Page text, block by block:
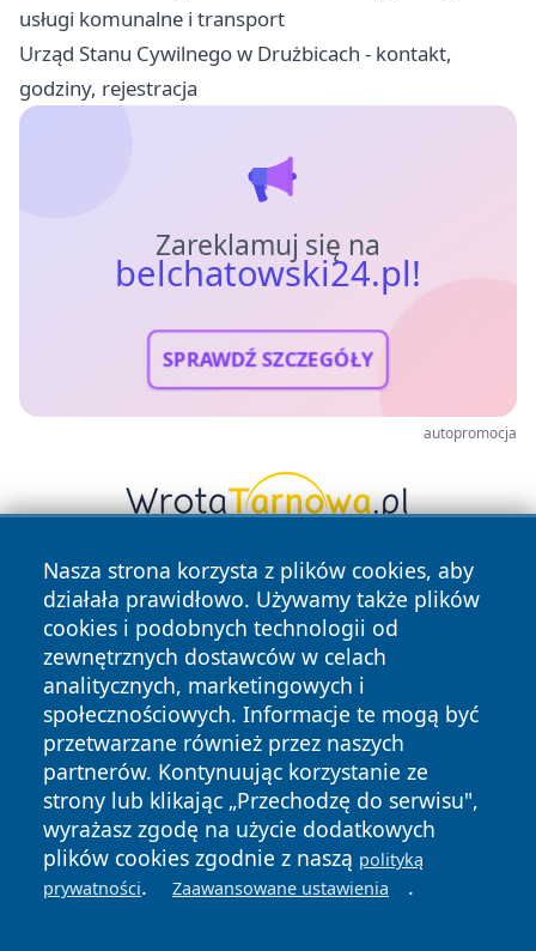
usługi komunalne i transport
Urząd Stanu Cywilnego w Drużbicach - kontakt,
godziny, rejestracja
Zareklamuj się na
belchatowski24.pl!
SPRAWDŹ SZCZEGÓŁY
autopromocja
Nasza strona korzysta z plików cookies, aby
działała prawidłowo. Używamy także plików
cookies i podobnych technologii od
zewnętrznych dostawców w celach
analitycznych, marketingowych i
społecznościowych. Informacje te mogą być
przetwarzane również przez naszych
partnerów. Kontynuując korzystanie ze
strony lub klikając „Przechodzę do serwisu",
wyrażasz zgodę na użycie dodatkowych
plików cookies zgodnie z naszą polityką
prywatności. Zaawansowane ustawienia .
Copyright © 2026 belchatowski24.pl Wszystkie prawa
zastrzeżone.
News Autorzy
Polityka
Prywatności
Polityka
Cookies